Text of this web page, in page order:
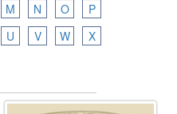
M N O
P
U V W
X